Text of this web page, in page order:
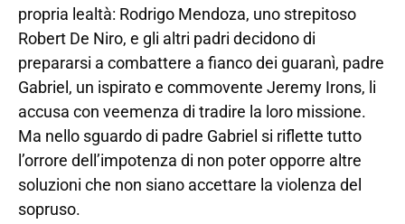
propria lealtà: Rodrigo Mendoza, uno strepitoso
Robert De Niro, e gli altri padri decidono di
prepararsi a combattere a fianco dei guaranì, padre
Gabriel, un ispirato e commovente Jeremy Irons, li
accusa con veemenza di tradire la loro missione.
Ma nello sguardo di padre Gabriel si riflette tutto
l’orrore dell’impotenza di non poter opporre altre
soluzioni che non siano accettare la violenza del
sopruso.